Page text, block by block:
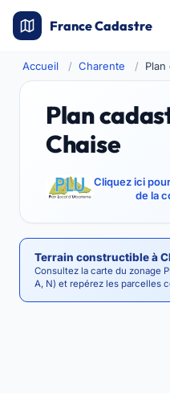
France Cadastre
Accueil Charente
Plan
Chaise
Cliquez ici
de la
Terrain constructible à
Consultez la carte du zonage
A, N) et repérez les parcelles